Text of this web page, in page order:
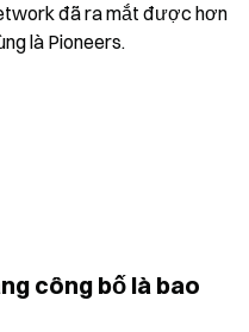
đã ra mắt được hơn
là Pioneers.
công bố là bao